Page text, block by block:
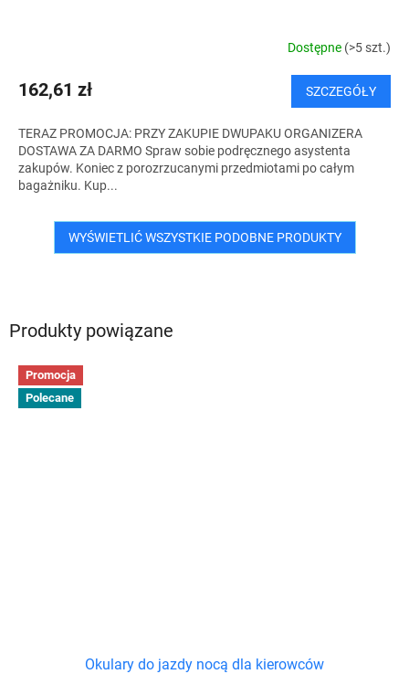
Produkty powiązane
Promocja
Polecane
Okulary do jazdy nocą dla kierowców
T
I
S
Dostępne (>5 szt.)
162,61 zł SZCZEGÓŁY
TERAZ PROMOCJA: PRZY ZAKUPIE DWUPAKU ORGANIZERA
DOSTAWA ZA DARMO Spraw sobie podręcznego asystenta
zakupów. Koniec z porozrzucanymi przedmiotami po całym
bagażniku. Kup...
WYŚWIETLIĆ WSZYSTKIE PODOBNE PRODUKTY